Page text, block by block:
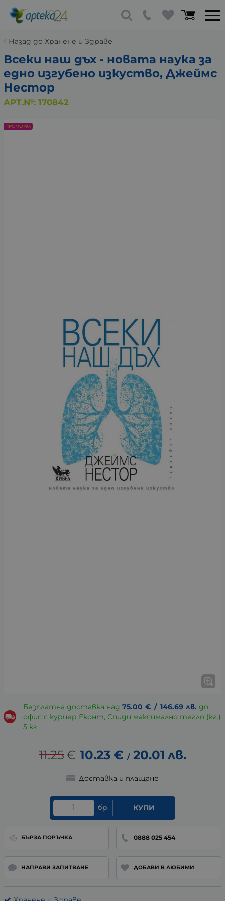
Назад до Хранене и Здраве
Всеки наш дъх - новата наука за
едно изгубено изкуство, Джеймс
Нестор
АРТ.№: 170842
ПРОМО -9%
Безплатна доставка над 75.00 € / 146.69 лв. до
офис с куриер Еконт, Спиди максимално тегло (кг.)
5 кг.
11.25€ 10.23 € / 20.01 лв.
Доставка и плащане
бр. КУПИ
БЪРЗА ПОРЪЧКА 0888 025 454
НАПРАВИ ЗАПИТВАНЕ ДОБАВИ В ЛЮБИМИ